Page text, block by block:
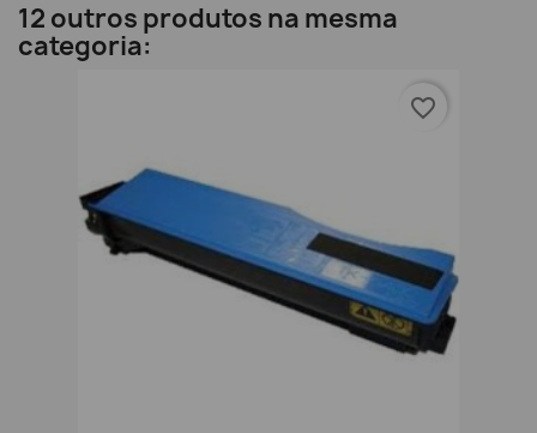
12 outros produtos na mesma
categoria:
favorite_border